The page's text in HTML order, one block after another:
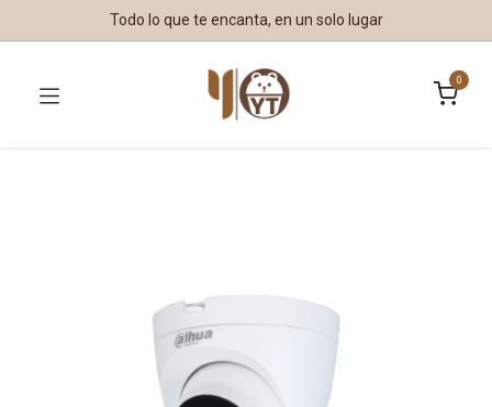
Todo lo que te encanta, en un solo lugar
0